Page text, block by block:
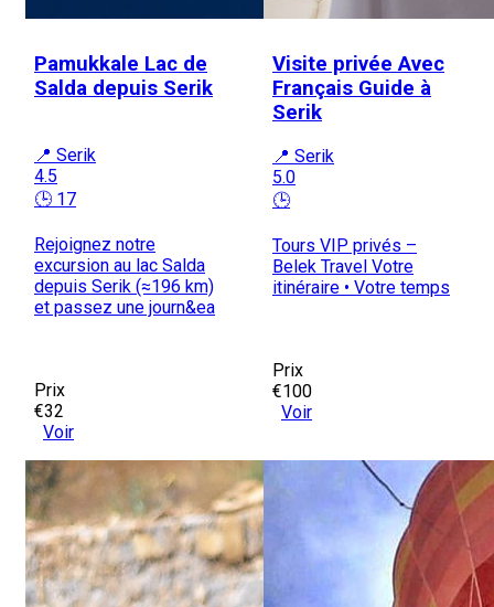
Pamukkale Lac de
Salda depuis Serik
📍 Serik
4.5
🕒 17
Rejoignez notre
excursion au lac Salda
depuis Serik (≈196 km)
et passez une journ&ea
Prix
€32
Voir
Visite privée Avec
Français Guide à
Serik
📍 Serik
5.0
🕒
Tours VIP privés –
Belek Travel Votre
itinéraire • Votre temps
Prix
€100
Voir